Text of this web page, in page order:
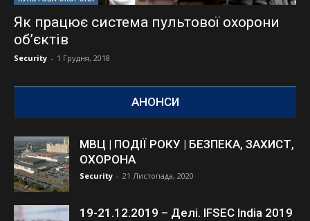
Як працює система пультової охорони
об’єктів
Security - 1 Грудня, 2018
АНОНСИ
МВЦ | ПОДІЇ РОКУ | БЕЗПЕКА, ЗАХИСТ,
ОХОРОНА
Security - 21 Листопада, 2020
19-21.12.2019 – Делі. IFSEC India 2019